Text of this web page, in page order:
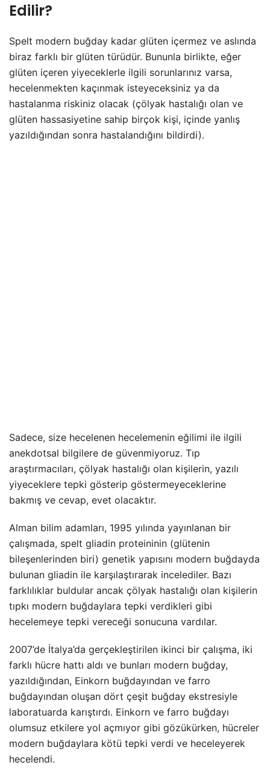
Edilir?
Spelt modern buğday kadar glüten içermez ve aslında
biraz farklı bir glüten türüdür. Bununla birlikte, eğer
glüten içeren yiyeceklerle ilgili sorunlarınız varsa,
hecelenmekten kaçınmak isteyeceksiniz ya da
hastalanma riskiniz olacak (çölyak hastalığı olan ve
glüten hassasiyetine sahip birçok kişi, içinde yanlış
yazıldığından sonra hastalandığını bildirdi).
Sadece, size hecelenen hecelemenin eğilimi ile ilgili
anekdotsal bilgilere de güvenmiyoruz. Tıp
araştırmacıları, çölyak hastalığı olan kişilerin, yazılı
yiyeceklere tepki gösterip göstermeyeceklerine
bakmış ve cevap, evet olacaktır.
Alman bilim adamları, 1995 yılında yayınlanan bir
çalışmada, spelt gliadin proteininin (glütenin
bileşenlerinden biri) genetik yapısını modern buğdayda
bulunan gliadin ile karşılaştırarak incelediler. Bazı
farklılıklar buldular ancak çölyak hastalığı olan kişilerin
tıpkı modern buğdaylara tepki verdikleri gibi
hecelemeye tepki vereceği sonucuna vardılar.
2007’de İtalya’da gerçekleştirilen ikinci bir çalışma, iki
farklı hücre hattı aldı ve bunları modern buğday,
yazıldığından, Einkorn buğdayından ve farro
buğdayından oluşan dört çeşit buğday ekstresiyle
laboratuarda karıştırdı. Einkorn ve farro buğdayı
olumsuz etkilere yol açmıyor gibi gözükürken, hücreler
modern buğdaylara kötü tepki verdi ve heceleyerek
hecelendi.